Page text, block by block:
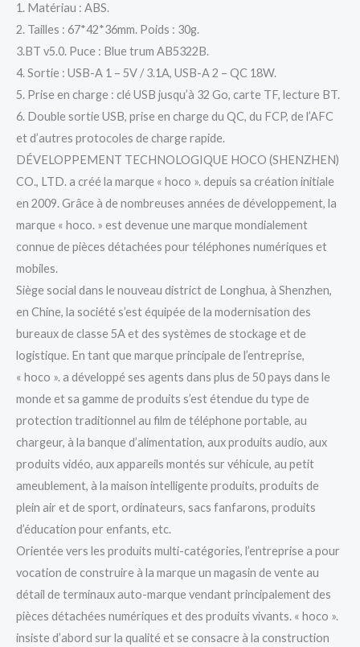
1. Matériau : ABS.
2. Tailles : 67*42*36mm. Poids : 30g.
3.BT v5.0. Puce : Blue trum AB5322B.
4. Sortie : USB-A 1 – 5V / 3.1A, USB-A 2 – QC 18W.
5. Prise en charge : clé USB jusqu’à 32 Go, carte TF, lecture BT.
6. Double sortie USB, prise en charge du QC, du FCP, de l’AFC
et d’autres protocoles de charge rapide.
DÉVELOPPEMENT TECHNOLOGIQUE HOCO (SHENZHEN)
CO., LTD. a créé la marque « hoco ». depuis sa création initiale
en 2009. Grâce à de nombreuses années de développement, la
marque « hoco. » est devenue une marque mondialement
connue de pièces détachées pour téléphones numériques et
mobiles.
Siège social dans le nouveau district de Longhua, à Shenzhen,
en Chine, la société s’est équipée de la modernisation des
bureaux de classe 5A et des systèmes de stockage et de
logistique. En tant que marque principale de l’entreprise,
« hoco ». a développé ses agents dans plus de 50 pays dans le
monde et sa gamme de produits s’est étendue du type de
protection traditionnel au film de téléphone portable, au
chargeur, à la banque d’alimentation, aux produits audio, aux
produits vidéo, aux appareils montés sur véhicule, au petit
ameublement, à la maison intelligente produits, produits de
plein air et de sport, ordinateurs, sacs fanfarons, produits
d’éducation pour enfants, etc.
Orientée vers les produits multi-catégories, l’entreprise a pour
vocation de construire à la marque un magasin de vente au
détail de terminaux auto-marque vendant principalement des
pièces détachées numériques et des produits vivants. « hoco ».
insiste d’abord sur la qualité et se consacre à la construction